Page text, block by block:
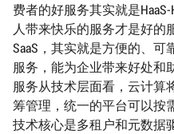
费者的好服务其实就是HaaS-
人带来快乐的服务才是好的
SaaS，其实就是方便的、
服务，能为企业带来好处和
服务从技术层面看，云计算
筹管理，统一的平台可以按
技术核心是多租户和元数据